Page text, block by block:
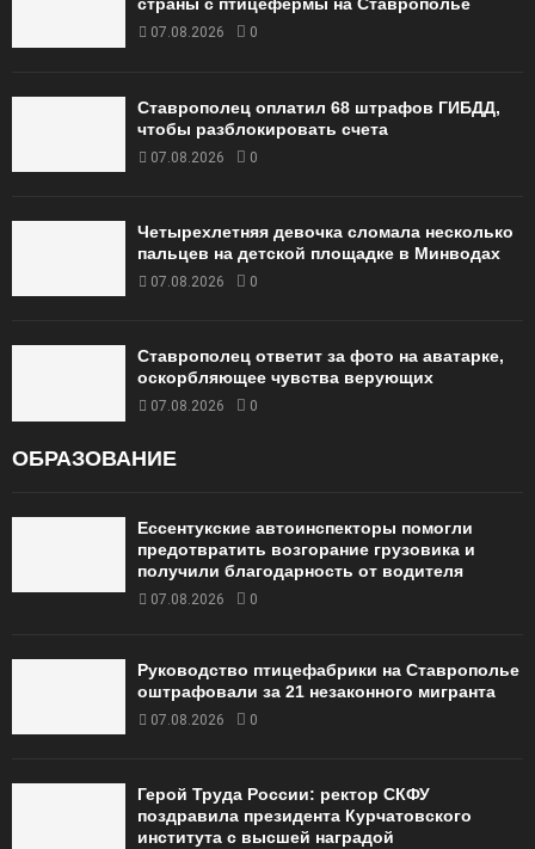
страны с птицефермы на Ставрополье
07.08.2026 0
Ставрополец оплатил 68 штрафов ГИБДД,
чтобы разблокировать счета
07.08.2026 0
Четырехлетняя девочка сломала несколько
пальцев на детской площадке в Минводах
07.08.2026 0
Ставрополец ответит за фото на аватарке,
оскорбляющее чувства верующих
07.08.2026 0
ОБРАЗОВАНИЕ
Ессентукские автоинспекторы помогли
предотвратить возгорание грузовика и
получили благодарность от водителя
07.08.2026 0
Руководство птицефабрики на Ставрополье
оштрафовали за 21 незаконного мигранта
07.08.2026 0
Герой Труда России: ректор СКФУ
поздравила президента Курчатовского
института с высшей наградой